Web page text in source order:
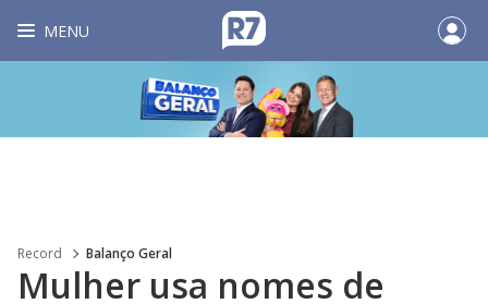
MENU
Record Balanço Geral
Mulher usa nomes de